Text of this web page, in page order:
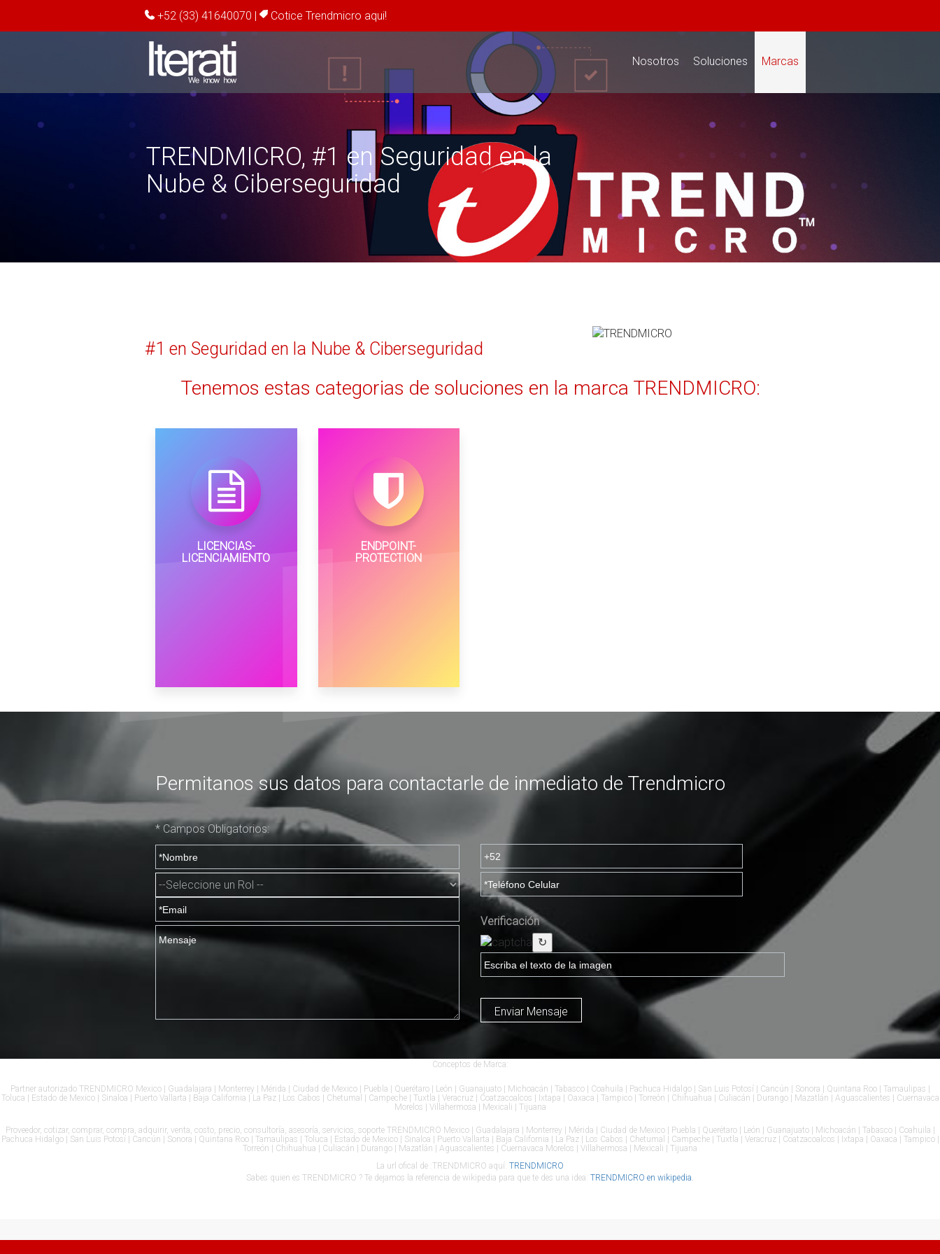
+52 (33) 41640070 | Cotice Trendmicro aqui!
Marcas
Soluciones
Nosotros
TRENDMICRO, #1 en Seguridad en la
Nube & Ciberseguridad
#1 en Seguridad en la Nube & Ciberseguridad
Tenemos estas categorias de soluciones en la marca TRENDMICRO:
LICENCIAS-
LICENCIAMIENTO
ENDPOINT-
PROTECTION
Permitanos sus datos para contactarle de inmediato de Trendmicro
* Campos Obligatorios:
Verificación
↻
Enviar Mensaje
Conceptos de Marca:
Partner autorizado TRENDMICRO Mexico | Guadalajara | Monterrey | Mérida | Ciudad de Mexico | Puebla | Querétaro | León | Guanajuato | Michoacán | Tabasco | Coahuila | Pachuca Hidalgo | San Luis Potosí | Cancún | Sonora | Quintana Roo | Tamaulipas |
Toluca | Estado de Mexico | Sinaloa | Puerto Vallarta | Baja California | La Paz | Los Cabos | Chetumal | Campeche | Tuxtla | Veracruz | Coatzacoalcos | Ixtapa | Oaxaca | Tampico | Torreón | Chihuahua | Culiacán | Durango | Mazatlán | Aguascalientes | Cuernavaca
Morelos | Villahermosa | Mexicali | Tijuana
Proveedor, cotizar, comprar, compra, adquirir, venta, costo, precio, consultoría, asesoría, servicios, soporte TRENDMICRO Mexico | Guadalajara | Monterrey | Mérida | Ciudad de Mexico | Puebla | Querétaro | León | Guanajuato | Michoacán | Tabasco | Coahuila |
Pachuca Hidalgo | San Luis Potosí | Cancún | Sonora | Quintana Roo | Tamaulipas | Toluca | Estado de Mexico | Sinaloa | Puerto Vallarta | Baja California | La Paz | Los Cabos | Chetumal | Campeche | Tuxtla | Veracruz | Coatzacoalcos | Ixtapa | Oaxaca | Tampico |
Torreón | Chihuahua | Culiacán | Durango | Mazatlán | Aguascalientes | Cuernavaca Morelos | Villahermosa | Mexicali | Tijuana
La url ofical de :TRENDMICRO aquí: TRENDMICRO
Sabes quien es TRENDMICRO ? Te dejamos la referencia de wikipedia para que te des una idea: TRENDMICRO en wikipedia.